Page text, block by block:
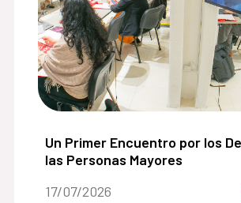
sonora:
Un Primer Encuentro por los
Un Primer Encuentro por los
las Personas Mayores
Fecha de la noticia::
17/07/2026